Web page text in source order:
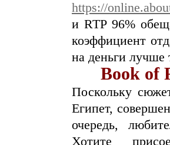
https://
и RTP 96%
коэффициент
на деньги лучше
Book of
Поскольку
Египет,
очередь,
Хотите